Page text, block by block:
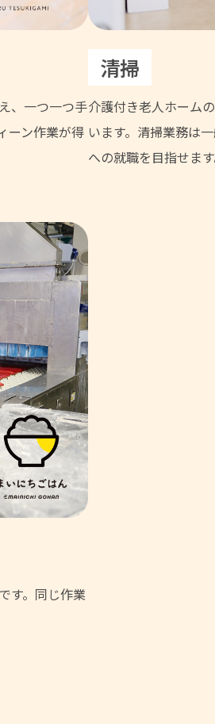
、一つ一つ手
ーン作業が得
清掃
介護付き老人ホーム
います。清掃業務は
への就職を目指せます
す。同じ作業